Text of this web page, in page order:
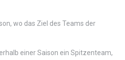
wo das Ziel des Teams der
einer Saison ein Spitzenteam,